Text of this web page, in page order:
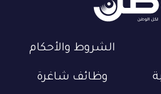
الشروط والأحكام
وظائف شاغرة